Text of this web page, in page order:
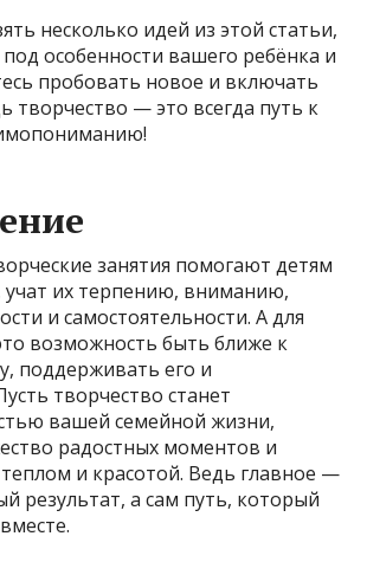
несколько идей из этой статьи,
особенности вашего ребёнка и
пробовать новое и включать
творчество — это всегда путь к
занятия помогают детям
учат их терпению, вниманию,
и самостоятельности. А для
возможность быть ближе к
поддерживать его и
творчество станет
вашей семейной жизни,
радостных моментов и
и красотой. Ведь главное —
результат, а сам путь, который